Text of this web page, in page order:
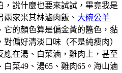
說什麼也要來試試，畢竟我是
家米其林滷肉飯、 大碗公羊
它的顏色算是偏金黃的醬色，黏
偏好清淡口味（不是純瘦肉）
應在湯、白菜滷，雞肉上，甚至
菜49、湯65、雞肉65。海山滷